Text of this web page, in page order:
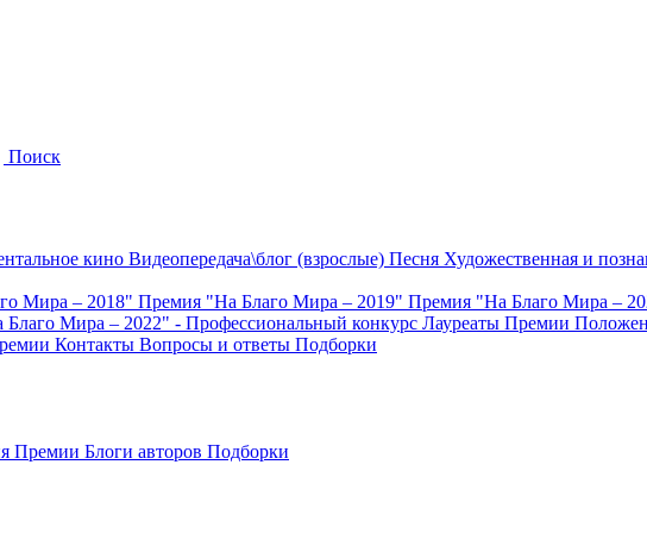
Поиск
кино Видеопередача\блог (взрослые) Песня Художественная и
Мира – 2018" Премия "На Благо Мира – 2019" Премия "На Благо Мира –
Мира – 2022" - Профессиональный конкурс Лауреаты Премии
Контакты Вопросы и ответы Подборки
Премии Блоги авторов Подборки